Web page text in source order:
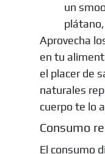
un
Aprovecha
en tu
el placer de
naturales
cuerpo te lo
Consumo
El consumo